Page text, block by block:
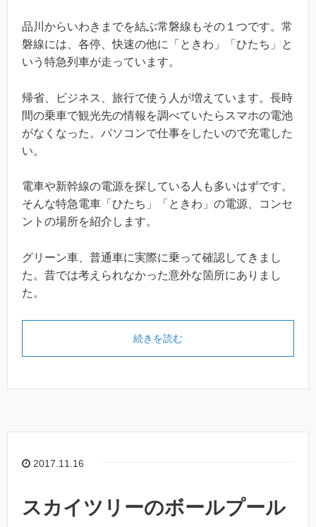
品川からいわきまでを結ぶ常磐線もその１つです。常
磐線には、各停、快速の他に「ときわ」「ひたち」と
いう特急列車が走っています。
帰省、ビジネス、旅行で使う人が増えています。長時
間の乗車で観光先の情報を調べていたらスマホの電池
がなくなった。パソコンで仕事をしたいので充電した
い。
電車や新幹線の電源を探している人も多いはずです。
そんな特急電車「ひたち」「ときわ」の電源、コンセ
ントの場所を紹介します。
グリーン車、普通車に実際に乗って確認してきまし
た。昔では考えられなかった意外な箇所にありまし
た。
続きを読む
2017.11.16
スカイツリーのボールプール